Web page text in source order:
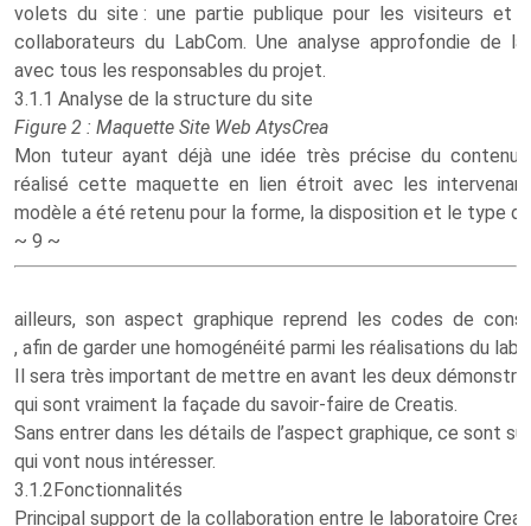
volets du site : une partie publique pour les visiteurs et
collaborateurs du LabCom. Une analyse approfondie
avec tous les responsables du projet.
3.1.1 Analyse de la structure du site
Figure 2 : Maquette Site Web AtysCrea
Mon tuteur ayant déjà une idée très précise du contenu
réalisé cette maquette en lien étroit avec les
modèle a été retenu pour la forme, la disposition et le type
~ 9 ~
ailleurs, son aspect graphique reprend les codes de
, afin de garder une homogénéité parmi les réalisations du
Il sera très important de mettre en avant les deux
qui sont vraiment la façade du savoir-faire de Creatis.
Sans entrer dans les détails de l’aspect graphique, ce sont
qui vont nous intéresser.
3.1.2Fonctionnalités
Principal support de la collaboration entre le laboratoire